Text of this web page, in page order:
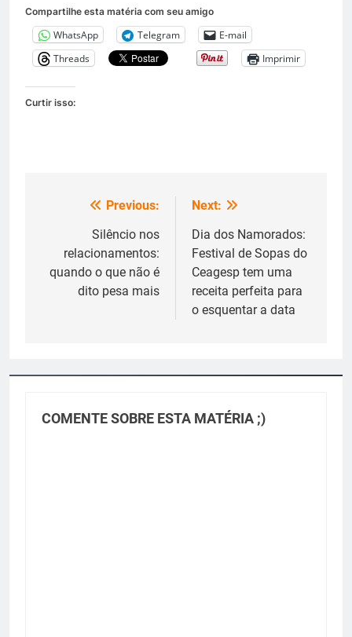
Compartilhe esta matéria com seu amigo
WhatsApp Telegram
E-mail
Threads
Imprimir
Curtir isso:
Navegação
Post
Previous:
Silêncio nos
relacionamentos:
quando o que não é
dito pesa mais
Next:
Dia dos Namorados:
Festival de Sopas do
Ceagesp tem uma
receita perfeita para
o esquentar a data
COMENTE SOBRE ESTA MATÉRIA ;)